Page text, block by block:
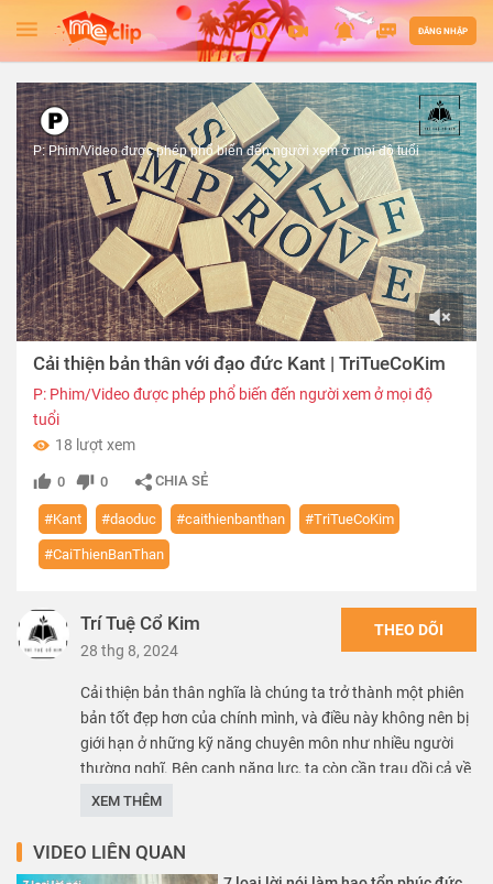
ĐĂNG NHẬP
P: Phim/Video được phép phổ biến đến người xem ở mọi độ tuổi
Cải thiện bản thân với đạo đức Kant | TriTueCoKim
P: Phim/Video được phép phổ biến đến người xem ở mọi độ
tuổi
18 lượt xem
0 0 CHIA SẺ
#Kant #daoduc #caithienbanthan #TriTueCoKim
#CaiThienBanThan
Trí Tuệ Cổ Kim
28 thg 8, 2024
THEO DÕI
Cải thiện bản thân nghĩa là chúng ta trở thành một phiên
bản tốt đẹp hơn của chính mình, và điều này không nên bị
giới hạn ở những kỹ năng chuyên môn như nhiều người
thường nghĩ. Bên cạnh năng lực, ta còn cần trau dồi cả về
đạo đức, về cách làm người và cách đối nhân xử thế. Và
điều mà ta nên tham khảo.
XEM THÊM
VIDEO LIÊN QUAN